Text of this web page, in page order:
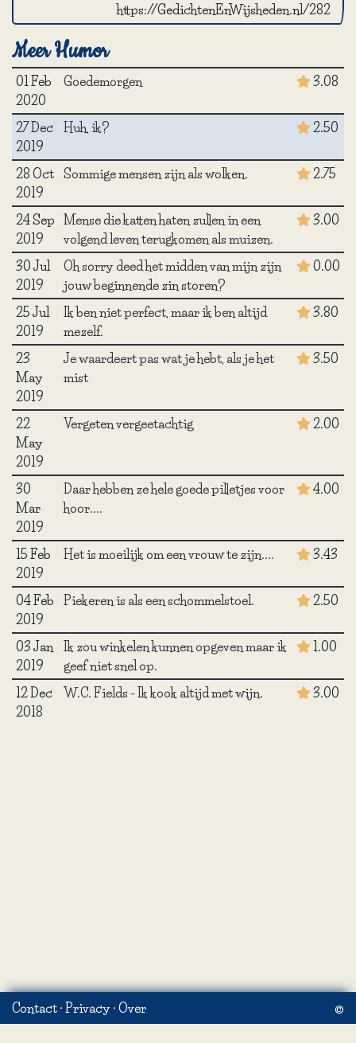
https://GedichtenEnWijsheden.nl/282
Meer Humor
01 Feb
2020
Goedemorgen 3.08
27 Dec
2019
Huh, ik? 2.50
28 Oct
2019
Sommige mensen zijn als wolken. 2.75
24 Sep
2019
Mense die katten haten zullen in een
volgend leven terugkomen als muizen.
3.00
30 Jul
2019
Oh sorry deed het midden van mijn zijn
jouw beginnende zin storen?
0.00
25 Jul
2019
Ik ben niet perfect, maar ik ben altijd
mezelf.
3.80
23
May
2019
Je waardeert pas wat je hebt, als je het
mist
3.50
22
May
2019
Vergeten vergeetachtig 2.00
30
Mar
2019
Daar hebben ze hele goede pilletjes voor
hoor....
4.00
15 Feb
2019
Het is moeilijk om een vrouw te zijn.... 3.43
04 Feb
2019
Piekeren is als een schommelstoel. 2.50
03 Jan
2019
Ik zou winkelen kunnen opgeven maar ik
geef niet snel op.
1.00
12 Dec
2018
W.C. Fields - Ik kook altijd met wijn. 3.00
Contact · Privacy · Over
©